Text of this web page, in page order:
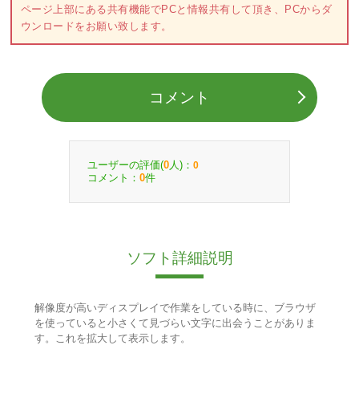
ページ上部にある共有機能でPCと情報共有して頂き、PCからダ
ウンロードをお願い致します。
コメント
ユーザーの評価(0 人)： 0
コメント： 0件
ソフト詳細説明
解像度が高いディスプレイで作業をしている時に、ブラウザ
を使っていると小さくて見づらい文字に出会うことがありま
す。これを拡大して表示します。